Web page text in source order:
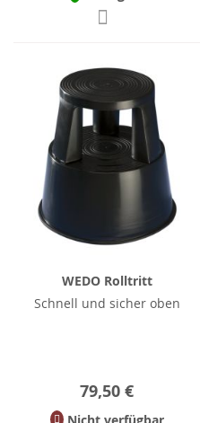
WEDO Rolltritt
Schnell und sicher oben
79,50 €
Nicht verfügbar